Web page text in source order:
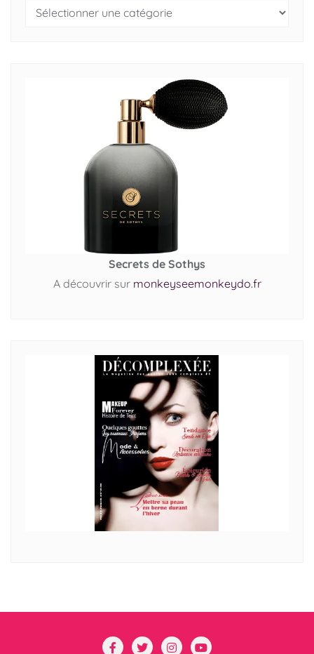
Secrets de Sothys
A découvrir sur monkeyseemonkeydo.fr